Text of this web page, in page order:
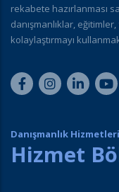
rekabete hazırlanması
danışmanlıklar,
kolaylaştırmayı
Danışmanlık Hizmetleri
Hizmet